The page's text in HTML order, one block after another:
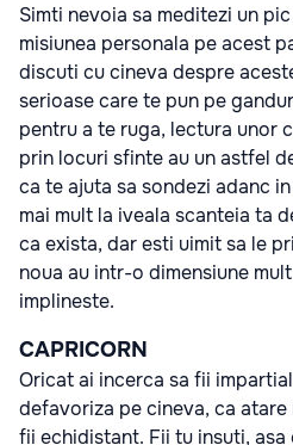
Simti nevoia sa meditezi un
misiunea personala pe acest
discuti cu cineva despre
serioase care te pun pe
pentru a te ruga, lectura unor
prin locuri sfinte au un astfel
ca te ajuta sa sondezi adanc
mai mult la iveala scanteia ta
ca exista, dar esti uimit sa le
noua au intr-o dimensiune
implineste.
CAPRICORN
Oricat ai incerca sa fii
defavoriza pe cineva, ca atare
fii echidistant. Fii tu insuti, asa